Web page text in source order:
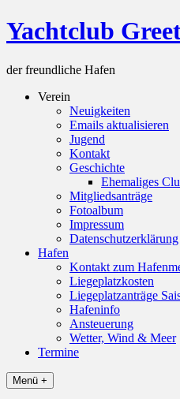
Skip
to
Yachtclub
der freundliche Hafen
Verein
Neuigkeiten
Emails aktualisieren
Jugend
Kontakt
Geschichte
Ehemaliges
Mitgliedsanträge
Fotoalbum
Impressum
Datenschutzerklärung
Hafen
Kontakt zum
Liegeplatzkosten
Liegeplatzanträge
Hafeninfo
Ansteuerung
Wetter, Wind & Meer
Termine
Menü +